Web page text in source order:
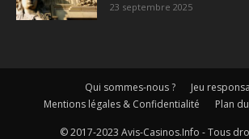
23 septembre 2025
Qui sommes-nous ?
Jeu
Mentions légales & Confidentialité
Plan
© 2017-2023 Avis-Casinos.Info - Tous